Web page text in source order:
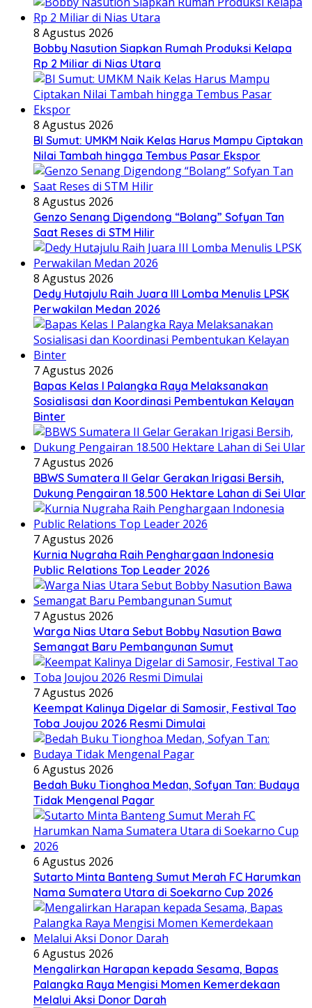
8 Agustus 2026
Bobby Nasution Siapkan Rumah Produksi Kelapa
Rp 2 Miliar di Nias Utara
8 Agustus 2026
BI Sumut: UMKM Naik Kelas Harus Mampu Ciptakan
Nilai Tambah hingga Tembus Pasar Ekspor
8 Agustus 2026
Genzo Senang Digendong “Bolang” Sofyan Tan
Saat Reses di STM Hilir
8 Agustus 2026
Dedy Hutajulu Raih Juara III Lomba Menulis LPSK
Perwakilan Medan 2026
7 Agustus 2026
Bapas Kelas I Palangka Raya Melaksanakan
Sosialisasi dan Koordinasi Pembentukan Kelayan
Binter
7 Agustus 2026
BBWS Sumatera II Gelar Gerakan Irigasi Bersih,
Dukung Pengairan 18.500 Hektare Lahan di Sei Ular
7 Agustus 2026
Kurnia Nugraha Raih Penghargaan Indonesia
Public Relations Top Leader 2026
7 Agustus 2026
Warga Nias Utara Sebut Bobby Nasution Bawa
Semangat Baru Pembangunan Sumut
7 Agustus 2026
Keempat Kalinya Digelar di Samosir, Festival Tao
Toba Joujou 2026 Resmi Dimulai
6 Agustus 2026
Bedah Buku Tionghoa Medan, Sofyan Tan: Budaya
Tidak Mengenal Pagar
6 Agustus 2026
Sutarto Minta Banteng Sumut Merah FC Harumkan
Nama Sumatera Utara di Soekarno Cup 2026
6 Agustus 2026
Mengalirkan Harapan kepada Sesama, Bapas
Palangka Raya Mengisi Momen Kemerdekaan
Melalui Aksi Donor Darah